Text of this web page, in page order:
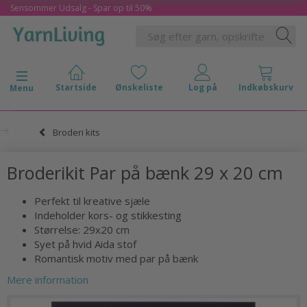
Sensommer Udsalg - Spar op til 50%
Skifte navigation
Menu
Broderi kits
Broderikit Par på bænk 29 x 20 cm
Perfekt til kreative sjæle
Indeholder kors- og stikkesting
Størrelse: 29x20 cm
Syet på hvid Aida stof
Romantisk motiv med par på bænk
Mere information